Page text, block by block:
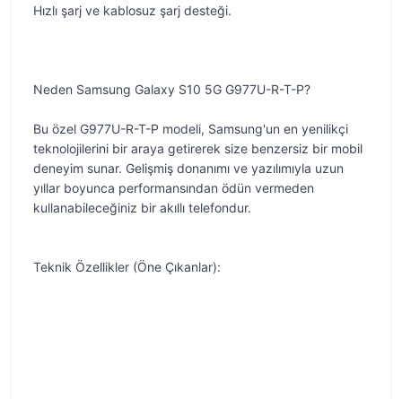
Hızlı şarj ve kablosuz şarj desteği.
Neden Samsung Galaxy S10 5G G977U-R-T-P?
Bu özel G977U-R-T-P modeli, Samsung'un en yenilikçi
teknolojilerini bir araya getirerek size benzersiz bir mobil
deneyim sunar. Gelişmiş donanımı ve yazılımıyla uzun
yıllar boyunca performansından ödün vermeden
kullanabileceğiniz bir akıllı telefondur.
Teknik Özellikler (Öne Çıkanlar):